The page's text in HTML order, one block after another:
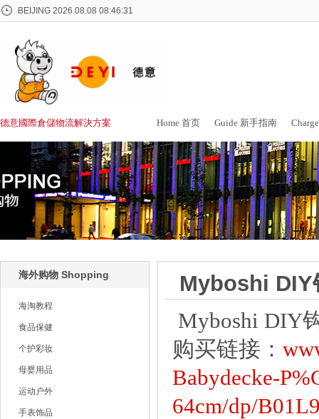
BEIJING 2026.08.08 08:46:32
德意國際倉儲物流解決方案 Home 首页 Guide 新手指南
海外购物 Shopping
海淘教程
食品保健
个护彩妆
母婴用品
运动户外
手表饰品
Myboshi DIY
Myboshi DIY
购买链接：
Babydecke-
64cm/dp/